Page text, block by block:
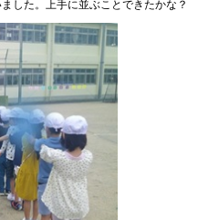
した。上手に並ぶことできたかな？